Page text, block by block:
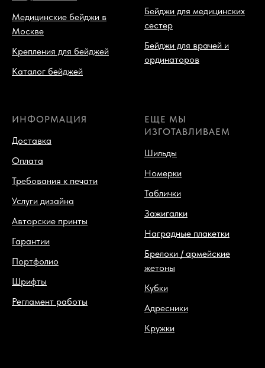
Медицинские бейджи в
Москве
Крепления для бейджей
Каталог бейджей
Бейджи для медицинских
сестер
Бейджи для врачей и
ординаторов
ИНФОРМАЦИЯ
Доставка
Оплата
Требования к печати
Услуги дизайна
Авторские принты
Гарантии
Портфолио
Шрифты
Регламент работы
ЕЩЕ МЫ
ИЗГОТАВЛИВАЕМ
Шильды
Номерки
Таблички
Зажигалки
Наградные плакетки
Брелоки / армейские
жетоны
Кубки
Адресники
Кружки